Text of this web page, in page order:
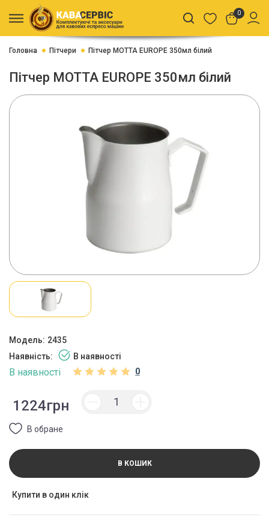
0
Головна Пітчери Пітчер MOTTA EUROPE 350мл білий
Пітчер MOTTA EUROPE 350мл білий
Модель: 2435
Наявність:
В наявності
В наявності 0
1224грн
В обране
В КОШИК
Купити в один клік